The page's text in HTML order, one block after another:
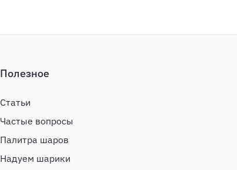
Полезное
Статьи
Частые вопросы
Палитра шаров
Надуем шарики